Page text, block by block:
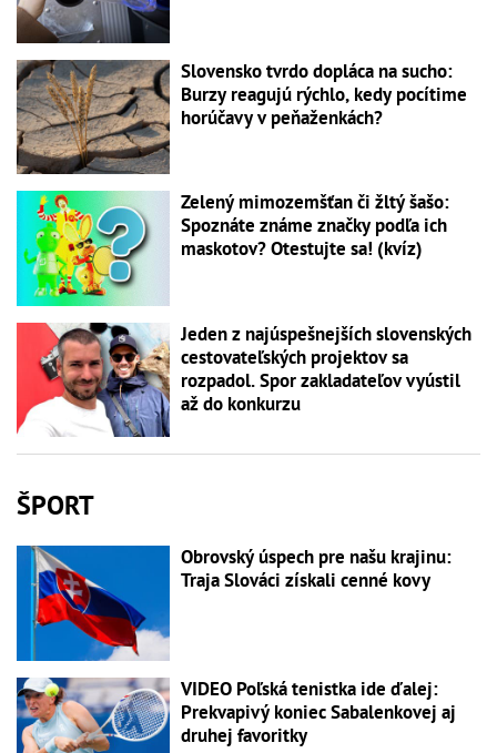
Slovensko tvrdo dopláca na sucho:
Burzy reagujú rýchlo, kedy pocítime
horúčavy v peňaženkách?
Zelený mimozemšťan či žltý šašo:
Spoznáte známe značky podľa ich
maskotov? Otestujte sa! (kvíz)
Jeden z najúspešnejších slovenských
cestovateľských projektov sa
rozpadol. Spor zakladateľov vyústil
až do konkurzu
ŠPORT
Obrovský úspech pre našu krajinu:
Traja Slováci získali cenné kovy
VIDEO Poľská tenistka ide ďalej:
Prekvapivý koniec Sabalenkovej aj
druhej favoritky